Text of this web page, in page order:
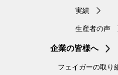
実績
生産者の声
企業の皆様へ
フェイガーの取り